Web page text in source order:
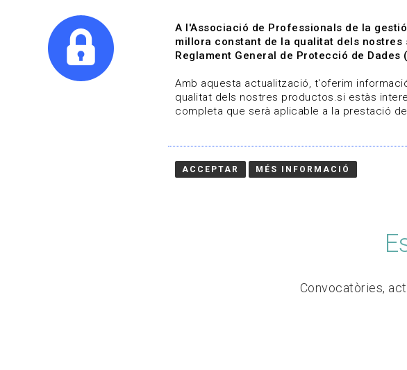
Qui som Línies de
Convocatòries,
A l'Associació de Professionals de la
millora constant de la qualitat dels
Reglament General de Protecció de
Amb aquesta actualització, t'oferim
qualitat dels nostres productos.si estàs
completa que serà aplicable a la prestació
ACCEPTAR MÉS INFORMACIÓ